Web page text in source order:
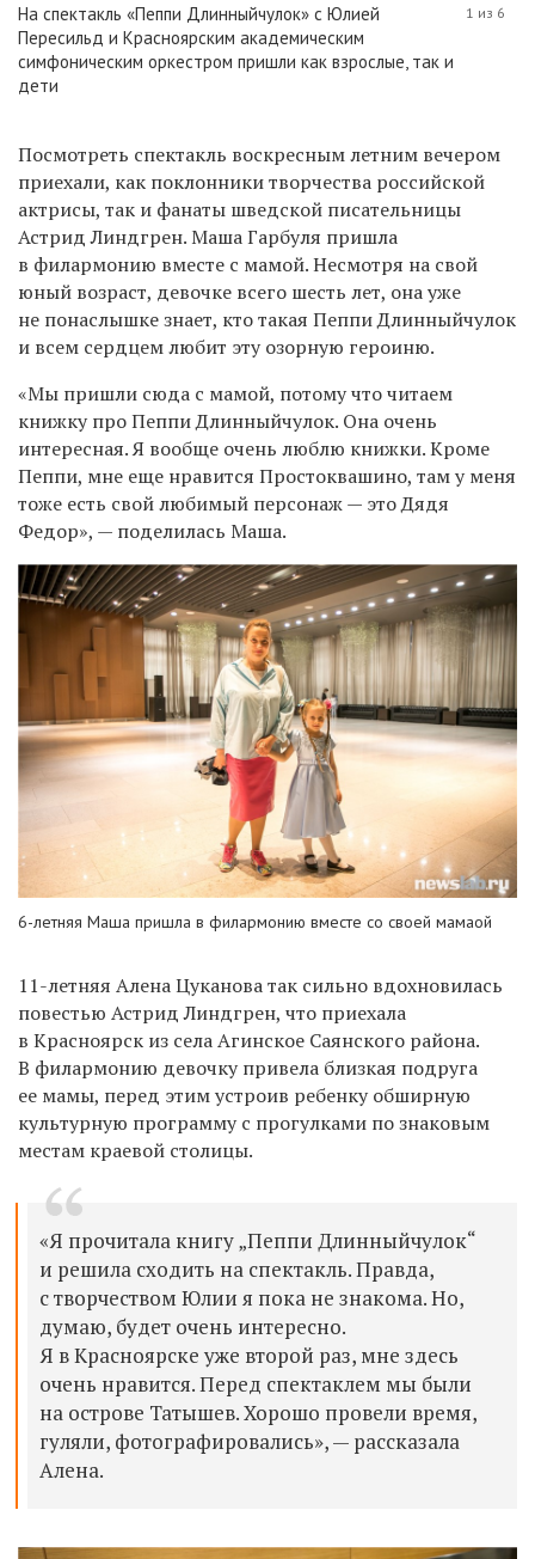
На спектакль «Пеппи Длинныйчулок» с Юлией
Пересильд и Красноярским академическим
симфоническим оркестром пришли как взрослые, так и
дети
1 из 6
Посмотреть спектакль воскресным летним вечером
приехали, как поклонники творчества российской
актрисы, так и фанаты шведской писательницы
Астрид Линдгрен. Маша Гарбуля пришла
в филармонию вместе с мамой. Несмотря на свой
юный возраст, девочке всего шесть лет, она уже
не понаслышке знает, кто такая Пеппи Длинныйчулок
и всем сердцем любит эту озорную героиню.
«Мы пришли сюда с мамой, потому что читаем
книжку про Пеппи Длинныйчулок. Она очень
интересная. Я вообще очень люблю книжки. Кроме
Пеппи, мне еще нравится Простоквашино, там у меня
тоже есть свой любимый персонаж — это Дядя
Федор», — поделилась Маша.
6-летняя Маша пришла в филармонию вместе со своей мамаой
11-летняя Алена Цуканова так сильно вдохновилась
повестью Астрид Линдгрен, что приехала
в Красноярск из села Агинское Саянского района.
В филармонию девочку привела близкая подруга
ее мамы, перед этим устроив ребенку обширную
культурную программу с прогулками по знаковым
местам краевой столицы.
«Я прочитала книгу „Пеппи Длинныйчулок“
и решила сходить на спектакль. Правда,
с творчеством Юлии я пока не знакома. Но,
думаю, будет очень интересно.
Я в Красноярске уже второй раз, мне здесь
очень нравится. Перед спектаклем мы были
на острове Татышев. Хорошо провели время,
гуляли, фотографировались», — рассказала
Алена.